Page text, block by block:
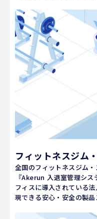
フィットネスジム
全国のフィットネスジム
『Akerun 入退室管理シ
フィスに導入されている
現できる安心・安全の製品